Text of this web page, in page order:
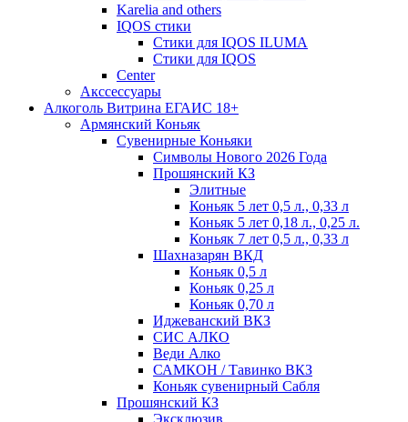
Karelia and others
IQOS стики
Стики для IQOS ILUMA
Стики для IQOS
Сenter
Акссессуары
Алкоголь Витрина ЕГАИС 18+
Армянский Коньяк
Сувенирные Коньяки
Символы Нового 2026 Года
Прошянский КЗ
Элитные
Коньяк 5 лет 0,5 л., 0,33 л
Коньяк 5 лет 0,18 л., 0,25 л.
Коньяк 7 лет 0,5 л., 0,33 л
Шахназарян ВКД
Коньяк 0,5 л
Коньяк 0,25 л
Коньяк 0,70 л
Иджеванский ВКЗ
СИС АЛКО
Веди Алко
САМКОН / Тавинко ВКЗ
Коньяк сувенирный Сабля
Прошянский КЗ
Эксклюзив